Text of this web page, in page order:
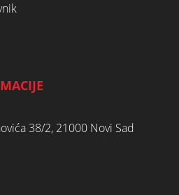
38/2, 21000 Novi Sad